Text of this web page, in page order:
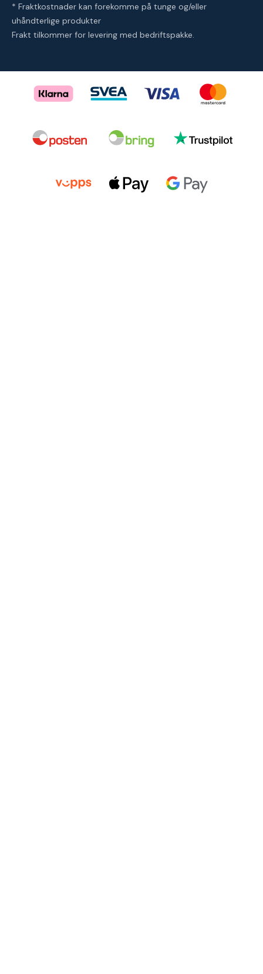
* Fraktkostnader kan forekomme på tunge og/eller
uhåndterlige produkter
Frakt tilkommer for levering med bedriftspakke.